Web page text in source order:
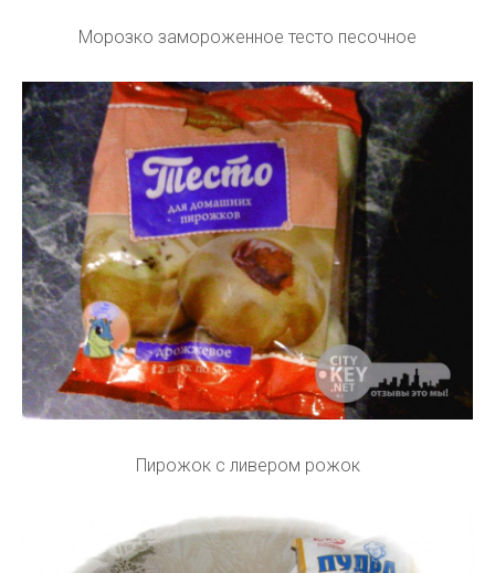
Морозко замороженное тесто песочное
Пирожок с ливером рожок